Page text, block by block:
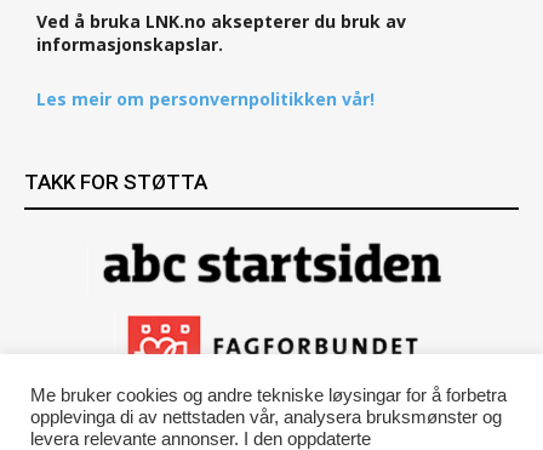
Ved å bruka LNK.no aksepterer du bruk av
informasjonskapslar.
Les meir om personvernpolitikken vår!
TAKK FOR STØTTA
Me bruker cookies og andre tekniske løysingar for å forbetra
opplevinga di av nettstaden vår, analysera bruksmønster og
levera relevante annonser. I den oppdaterte